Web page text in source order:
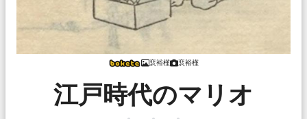
裵裕槿 裵裕槿
江戸時代のマリオ